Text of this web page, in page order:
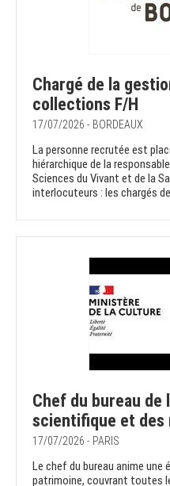
Chargé de la
collections F/H
17/07/2026 - BORDEAUX
La personne recrutée est
hiérarchique de la
Sciences du Vivant et de la
interlocuteurs : les chargés
Chef du bureau de
scientifique et des
17/07/2026 - PARIS
Le chef du bureau anime une
patrimoine, couvrant toutes